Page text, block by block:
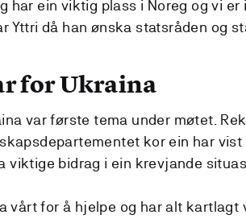
har ein viktig plass i Noreg og vi
Yttri då han ønska statsråden og
for Ukraina
var første tema under møtet.
kor ein har
viktige bidrag i ein krevjande
vårt for å hjelpe og har alt